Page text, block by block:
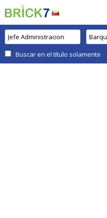
Buscar en el título solamente